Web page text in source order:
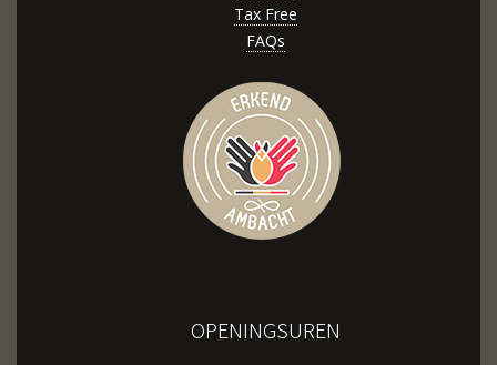
Tax Free
FAQs
OPENINGSUREN